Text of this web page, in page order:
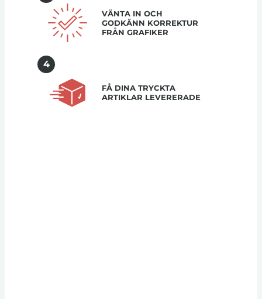
VÄNTA IN OCH
GODKÄNN KORREKTUR
FRÅN GRAFIKER
4
FÅ DINA TRYCKTA
ARTIKLAR LEVERERADE